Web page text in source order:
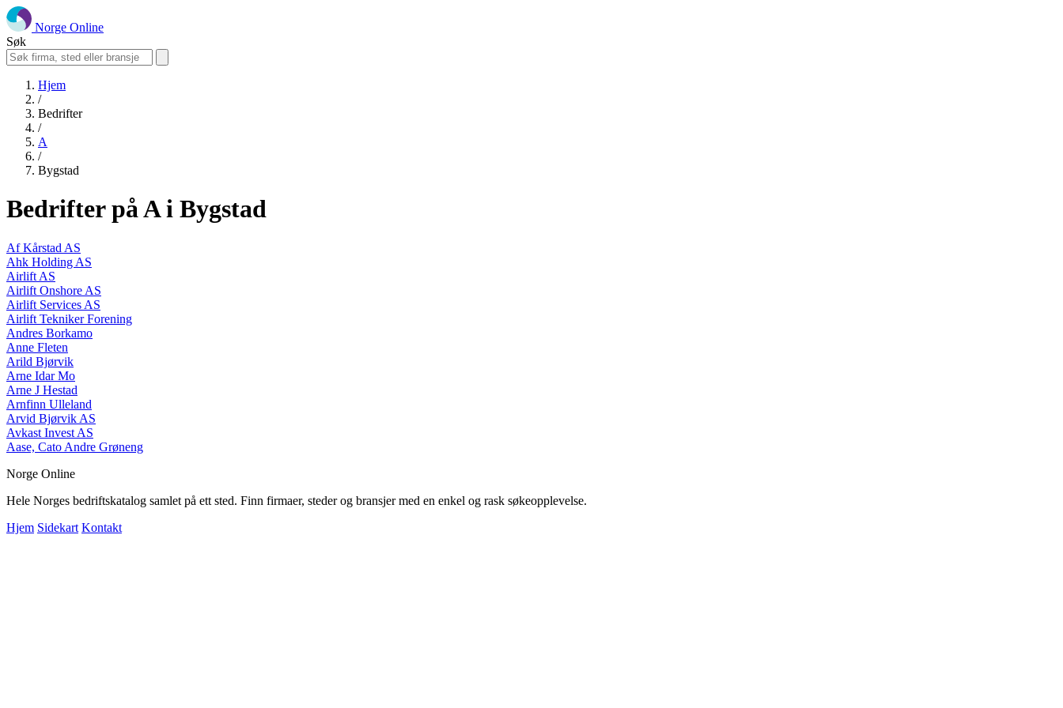
Norge Online
Søk
Hjem
/
Bedrifter
/
A
/
Bygstad
Bedrifter på A i Bygstad
Af Kårstad AS
Ahk Holding AS
Airlift AS
Airlift Onshore AS
Airlift Services AS
Airlift Tekniker Forening
Andres Borkamo
Anne Fleten
Arild Bjørvik
Arne Idar Mo
Arne J Hestad
Arnfinn Ulleland
Arvid Bjørvik AS
Avkast Invest AS
Aase, Cato Andre Grøneng
Norge Online
Hele Norges bedriftskatalog samlet på ett sted. Finn firmaer, steder og bransjer med en enkel og rask søkeopplevelse.
Hjem Sidekart Kontakt